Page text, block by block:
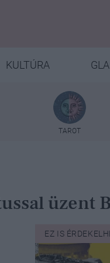
KULTÚRA
TAROT
üzent
EZ IS